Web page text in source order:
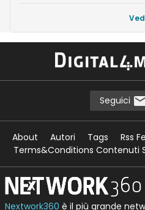
Seguici
About Autori Tags Rss
Terms&Conditions Contenuti
Nextwork360 è il più grande